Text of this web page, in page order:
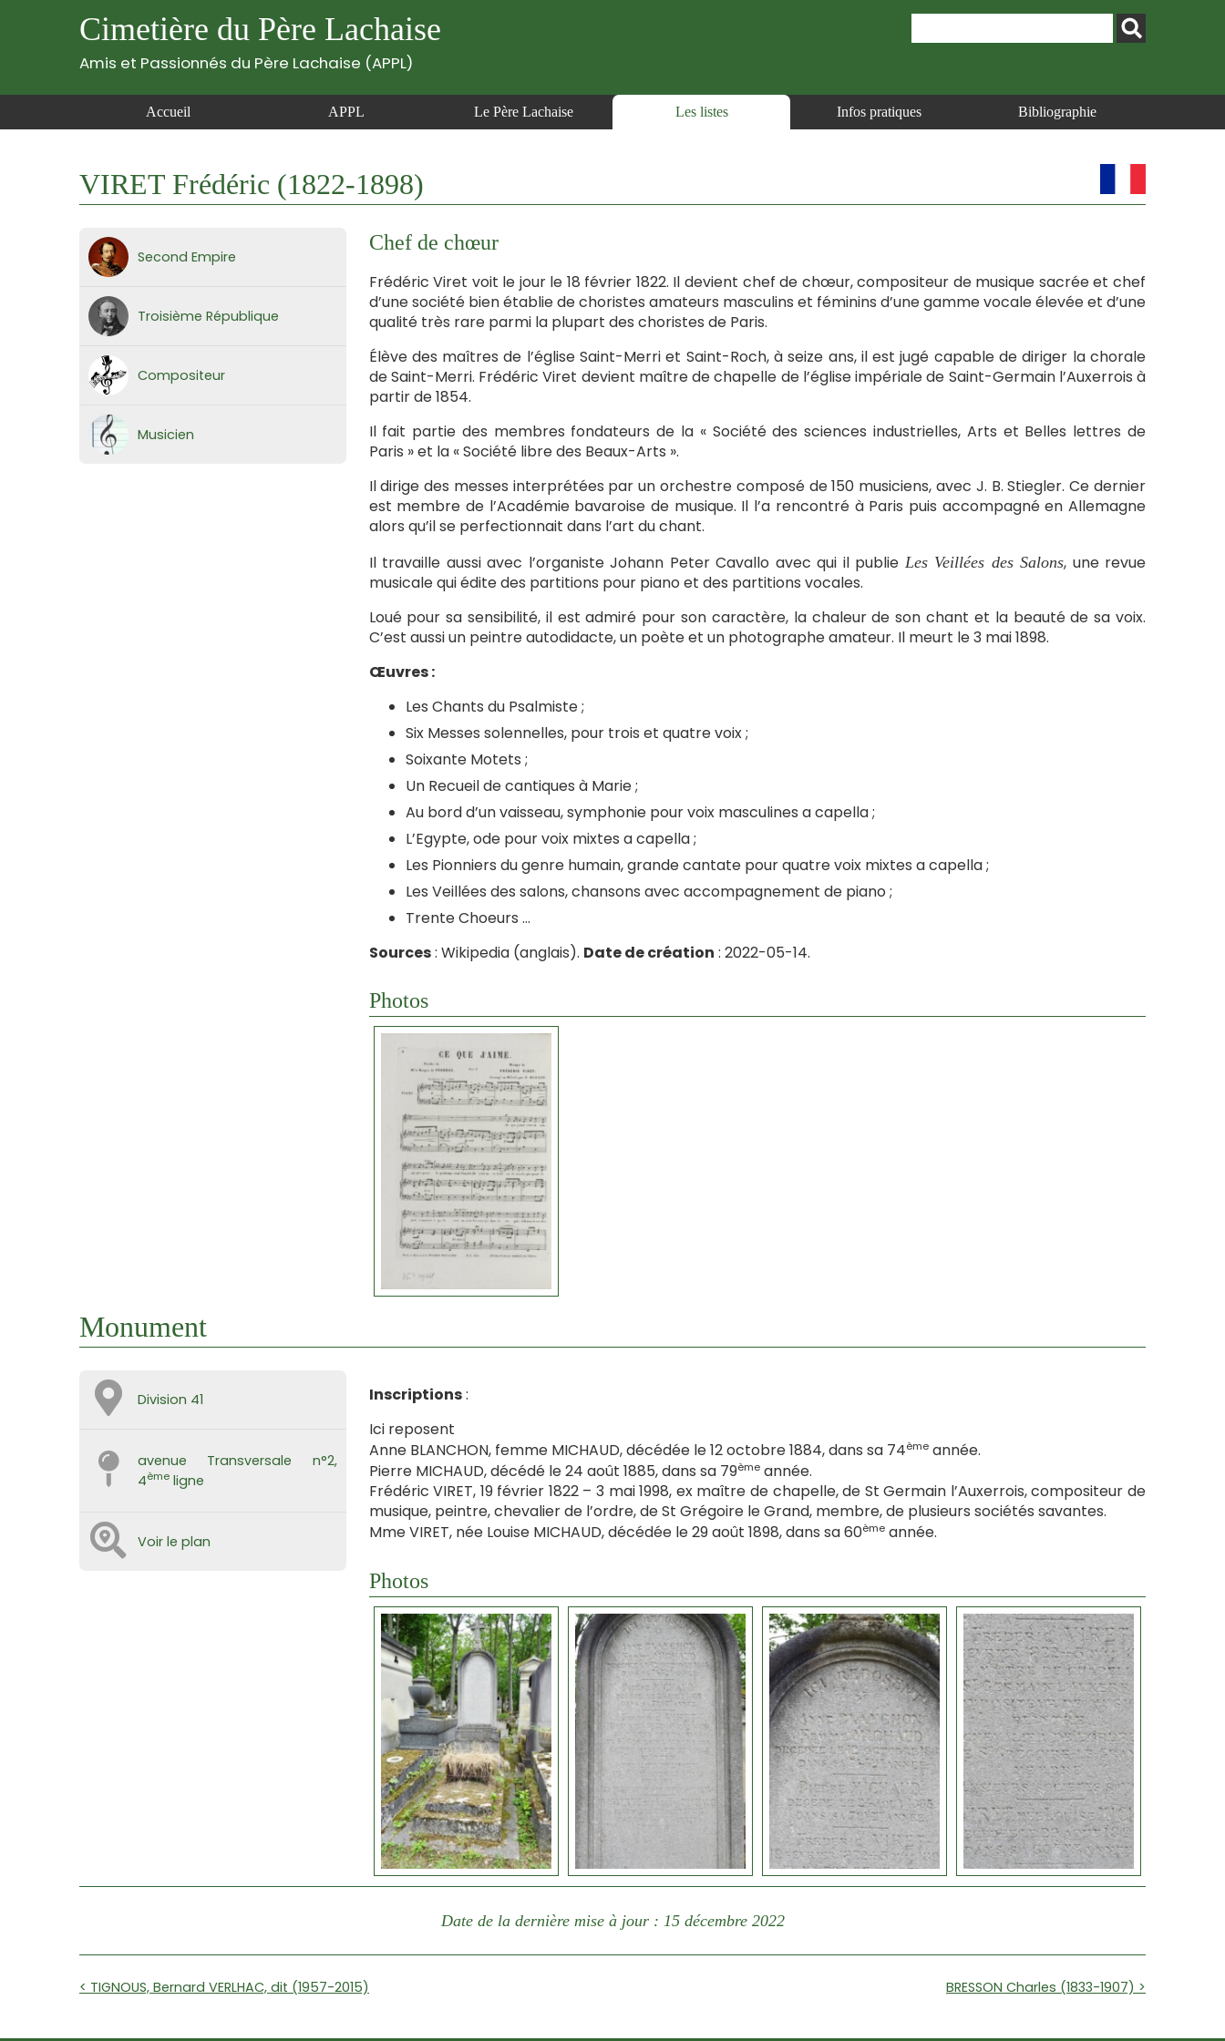
Cimetière du Père Lachaise
Amis et Passionnés du Père Lachaise (APPL)
Accueil APPL Le Père Lachaise Les listes Infos pratiques Bibliographie
VIRET Frédéric (1822-1898)
Second Empire
Troisième République
Compositeur
Musicien
Chef de chœur
Frédéric Viret voit le jour le 18 février 1822. Il devient chef de chœur, compositeur de musique sacrée et chef
d’une société bien établie de choristes amateurs masculins et féminins d’une gamme vocale élevée et d’une
qualité très rare parmi la plupart des choristes de Paris.
Élève des maîtres de l’église Saint-Merri et Saint-Roch, à seize ans, il est jugé capable de diriger la chorale
de Saint-Merri. Frédéric Viret devient maître de chapelle de l’église impériale de Saint-Germain l’Auxerrois à
partir de 1854.
Il fait partie des membres fondateurs de la « Société des sciences industrielles, Arts et Belles lettres de
Paris » et la « Société libre des Beaux-Arts ».
Il dirige des messes interprétées par un orchestre composé de 150 musiciens, avec J. B. Stiegler. Ce dernier
est membre de l’Académie bavaroise de musique. Il l’a rencontré à Paris puis accompagné en Allemagne
alors qu’il se perfectionnait dans l’art du chant.
Il travaille aussi avec l’organiste Johann Peter Cavallo avec qui il publie Les Veillées des Salons, une revue
musicale qui édite des partitions pour piano et des partitions vocales.
Loué pour sa sensibilité, il est admiré pour son caractère, la chaleur de son chant et la beauté de sa voix.
C’est aussi un peintre autodidacte, un poète et un photographe amateur. Il meurt le 3 mai 1898.
Œuvres :
Les Chants du Psalmiste ;
Six Messes solennelles, pour trois et quatre voix ;
Soixante Motets ;
Un Recueil de cantiques à Marie ;
Au bord d’un vaisseau, symphonie pour voix masculines a capella ;
L’Egypte, ode pour voix mixtes a capella ;
Les Pionniers du genre humain, grande cantate pour quatre voix mixtes a capella ;
Les Veillées des salons, chansons avec accompagnement de piano ;
Trente Choeurs …
Sources: Wikipedia (anglais). Date de création : 2022-05-14.
Photos
Monument
Division 41
avenue Transversale n°2,
4ème ligne
Voir le plan
Inscriptions:
Ici reposent
Anne BLANCHON, femme MICHAUD, décédée le 12 octobre 1884, dans sa 74èmeannée.
Pierre MICHAUD, décédé le 24 août 1885, dans sa 79èmeannée.
Frédéric VIRET, 19 février 1822 – 3 mai 1998, ex maître de chapelle, de St Germain l’Auxerrois, compositeur de
musique, peintre, chevalier de l’ordre, de St Grégoire le Grand, membre, de plusieurs sociétés savantes.
Mme VIRET, née Louise MICHAUD, décédée le 29 août 1898, dans sa 60èmeannée.
Photos
Date de la dernière mise à jour : 15 décembre 2022
< TIGNOUS, Bernard VERLHAC, dit (1957-2015) BRESSON Charles (1833-1907) >